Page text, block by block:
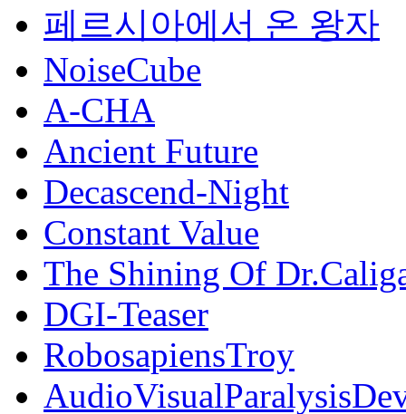
페르시아에서 온 왕자
NoiseCube
A-CHA
Ancient Future
Decascend-Night
Constant Value
The Shining Of
DGI-Teaser
RobosapiensTroy